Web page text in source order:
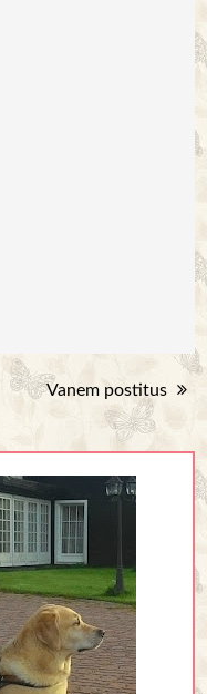
Vanem postitus